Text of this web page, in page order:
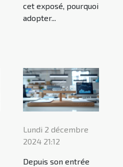
cet exposé, pourquoi
adopter...
Lundi 2 décembre
2024 21:12
Depuis son entrée